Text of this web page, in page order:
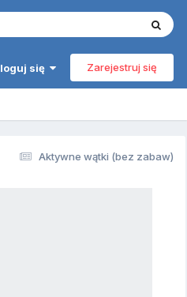
się Zarejestruj się
Aktywne wątki (bez zabaw)